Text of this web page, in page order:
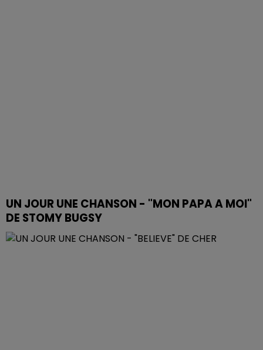
UN JOUR UNE CHANSON - "MON PAPA A MOI"
DE STOMY BUGSY